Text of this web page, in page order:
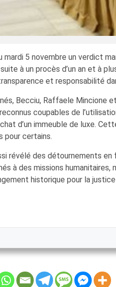
mardi 5 novembre un verdict
à un procès d’un an et à
et responsabilité
Becciu, Raffaele Mincione
coupables de
d’un immeuble de luxe.
pour certains.
révélé des détournements
à des missions
historique pour la